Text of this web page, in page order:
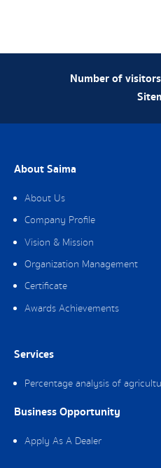
Number of
About Saima
About Us
Company Profile
Vision & Mission
Organization Management
Certificate
Awards Achievements
Services
Percentage analysis of
Business Opportunity
Apply As A Dealer